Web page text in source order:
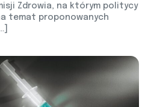
Zdrowia, na którym politycy
temat proponowanych